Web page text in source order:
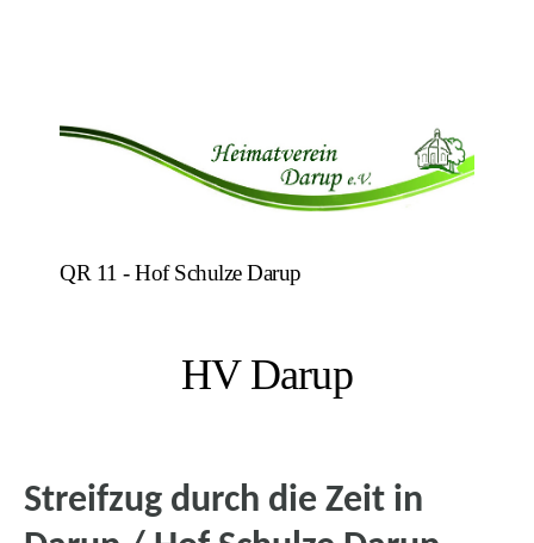
QR 11 - Hof Schulze Darup
HV Darup
Streifzug durch die Zeit in